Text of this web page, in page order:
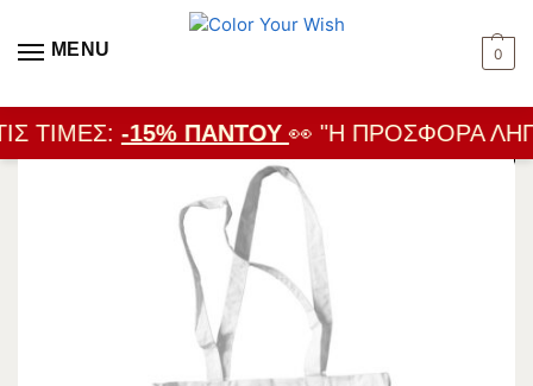
MENU 0
ΤΙΜΈΣ:-15% ΠΑΝΤΟΎ👀 "Η ΠΡΟΣΦΟΡΆ